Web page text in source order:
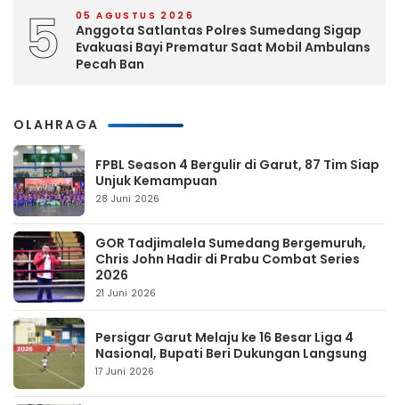
5 05 AGUSTUS 2026
Anggota Satlantas Polres Sumedang Sigap
Evakuasi Bayi Prematur Saat Mobil Ambulans
Pecah Ban
OLAHRAGA
FPBL Season 4 Bergulir di Garut, 87 Tim Siap
Unjuk Kemampuan
28 Juni 2026
GOR Tadjimalela Sumedang Bergemuruh,
Chris John Hadir di Prabu Combat Series
2026
21 Juni 2026
Persigar Garut Melaju ke 16 Besar Liga 4
Nasional, Bupati Beri Dukungan Langsung
17 Juni 2026